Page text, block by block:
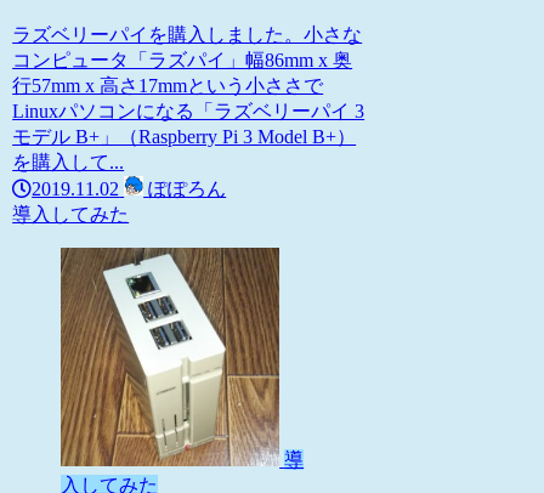
ラズベリーパイを購入しました。小さな
コンピュータ「ラズパイ」幅86mm x 奥
行57mm x 高さ17mmという小ささで
Linuxパソコンになる「ラズベリーパイ 3
モデル B+」（Raspberry Pi 3 Model B+）
を購入して...
2019.11.02
ぽぽろん
導入してみた
導
入してみた